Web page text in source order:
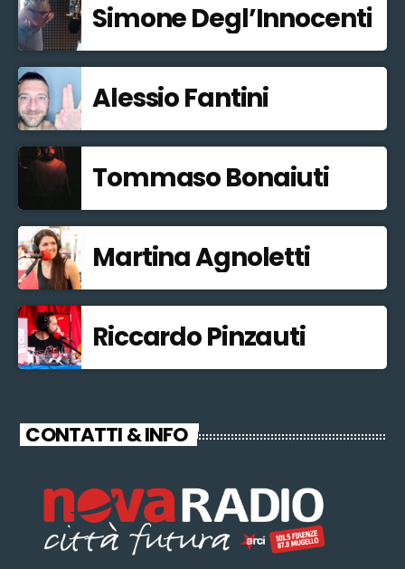
Simone Degl’Innocenti
Alessio Fantini
Tommaso Bonaiuti
Martina Agnoletti
Riccardo Pinzauti
CONTATTI & INFO